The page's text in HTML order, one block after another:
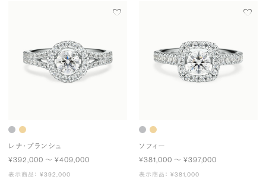
レナ・ブランシュ
¥392,000 〜 ¥409,000
表示商品： ¥392,000
ソフィー
¥381,000 〜 ¥397,000
表示商品： ¥381,000